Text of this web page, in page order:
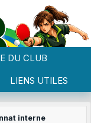
DU CLUB
LIENS UTILES
interne